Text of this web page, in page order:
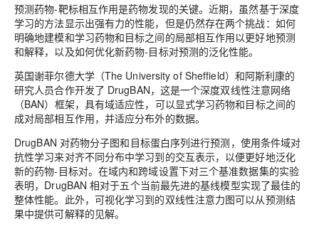
预测药物-靶标相互作用是药物发现的关键。近期，虽然基于深度
学习的方法显示出强有力的性能，但是仍然存在两个挑战：如何
明确地建模和学习药物和目标之间的局部相互作用以更好地预测
和解释，以及如何优化新药物-目标对预测的泛化性能。
英国谢菲尔德大学（The University of Sheffield）和阿斯利康的
研究人员合作开发了 DrugBAN，这是一个深度双线性注意网络
（BAN）框架，具有域适应性，可以显式学习药物和目标之间的
成对局部相互作用，并适应分布外的数据。
DrugBAN 对药物分子图和目标蛋白序列进行预测，使用条件域对
抗性学习来对齐不同分布中学习到的交互表示，以便更好地泛化
新的药物-目标对。在域内和跨域设置下对三个基准数据集的实验
表明，DrugBAN 相对于五个当前最先进的基线模型实现了最佳的
整体性能。此外，可视化学习到的双线性注意力图可以从预测结
果中提供可解释的见解。